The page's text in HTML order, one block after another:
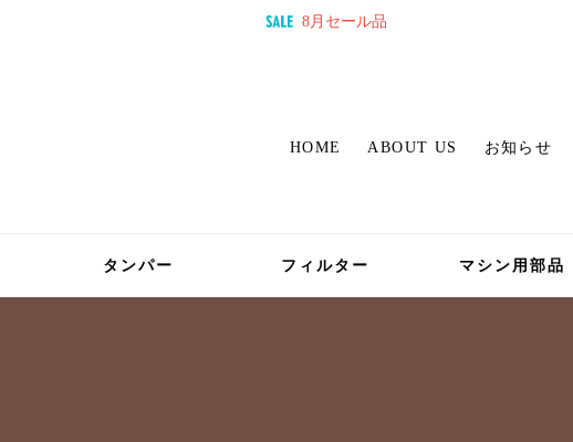
8月セール品
HOME ABOUT US お知らせ
タンパー フィルター マシン用部品